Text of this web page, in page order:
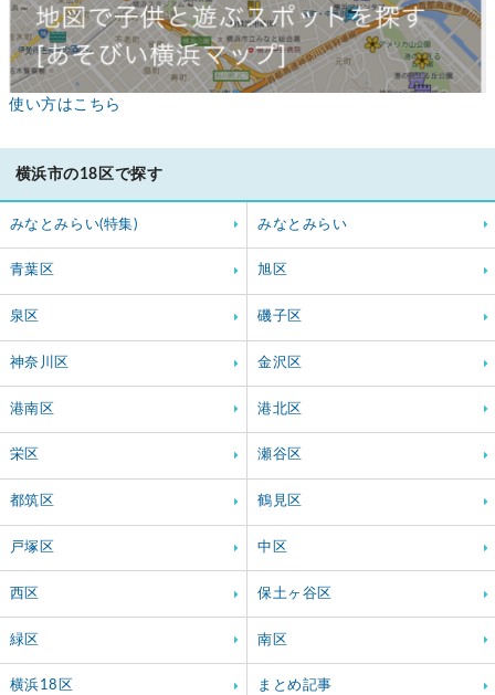
使い方はこちら
横浜市の18区で探す
みなとみらい(特集) みなとみらい
青葉区 旭区
泉区 磯子区
神奈川区 金沢区
港南区 港北区
栄区 瀬谷区
都筑区 鶴見区
戸塚区 中区
西区 保土ヶ谷区
緑区 南区
横浜18区 まとめ記事